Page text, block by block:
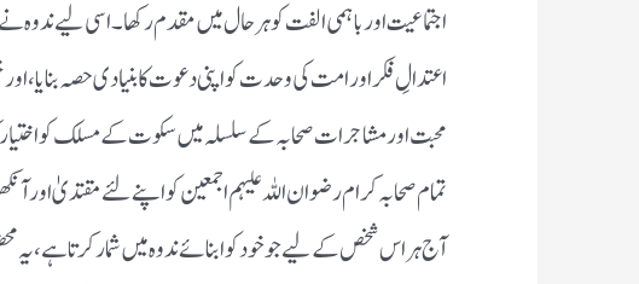
اجتماعیت اور باہمی الفت کو ہر حال میں مقدم رکھا۔ اسی لیے
اعتدالِ فکر اور امت کی وحدت کو اپنی دعوت کا بنیادی حصہ
محبت اور مشاجرات صحابہ کے سلسلہ میں سکوت کے مسلک کو اختیار
تمام صحابہ کرام رضوان اللہ علیہم اجمعین کو اپنے لئے مقتدیٰ اور
آج ہر اس شخص کے لیے جو خود کو ابنائے ندوہ میں شمار کرتا ہے،